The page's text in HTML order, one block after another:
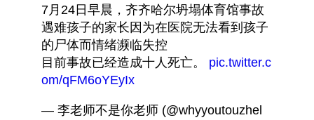
7月24日早晨，齐齐哈尔坍塌体育馆事故
遇难孩子的家长因为在医院无法看到孩子
的尸体而情绪濒临失控
目前事故已经造成十人死亡。 pic.twitter.c
om/qFM6oYEyIx
— 李老师不是你老师 (@whyyoutouzhel